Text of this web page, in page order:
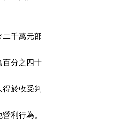
二千萬元部
百分之四十
於收受判